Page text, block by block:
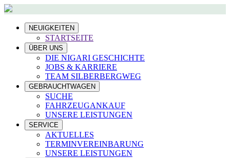
NEUIGKEITEN
STARTSEITE
ÜBER UNS
DIE NIGARI GESCHICHTE
JOBS & KARRIERE
TEAM SILBERBERGWEG
GEBRAUCHTWAGEN
SUCHE
FAHRZEUGANKAUF
UNSERE LEISTUNGEN
SERVICE
AKTUELLES
TERMINVEREINBARUNG
UNSERE LEISTUNGEN